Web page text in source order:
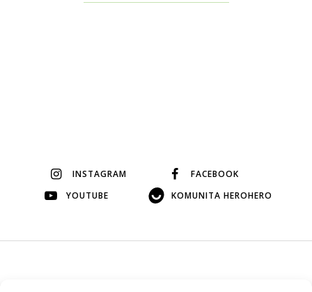
INSTAGRAM
FACEBOOK
YOUTUBE
KOMUNITA HEROHERO